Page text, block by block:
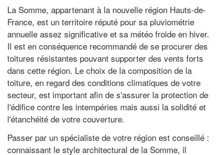
La Somme, appartenant à la nouvelle région Hauts-de-
France, est un territoire réputé pour sa pluviométrie
annuelle assez significative et sa météo froide en hiver.
Il est en conséquence recommandé de se procurer des
toitures résistantes pouvant supporter des vents forts
dans cette région. Le choix de la composition de la
toiture, en regard des conditions climatiques de votre
secteur, est important afin de s'assurer la protection de
l'édifice contre les intempéries mais aussi la solidité et
l'étanchéité de votre couverture.
Passer par un spécialiste de votre région est conseillé :
connaissant le style architectural de la Somme, il